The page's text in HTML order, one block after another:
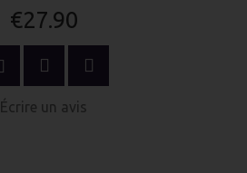
€27.90
Écrire un avis